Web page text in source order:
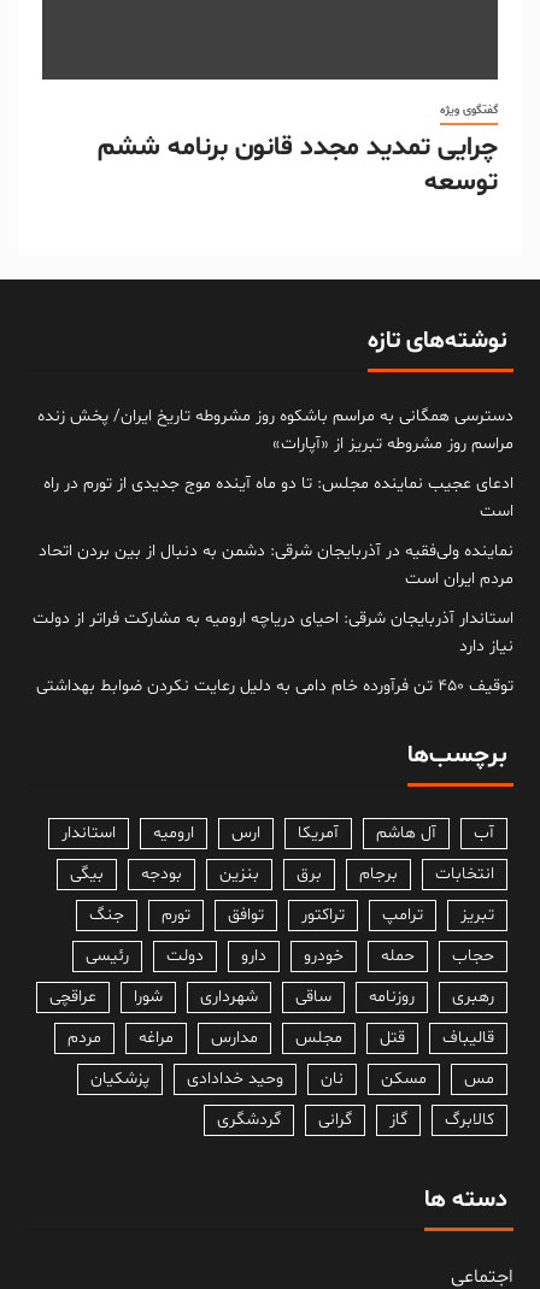
گفتگوی ویژه
چرایی تمدید مجدد قانون برنامه ششم
توسعه
نوشته‌های تازه
دسترسی همگانی به مراسم باشکوه روز مشروطه تاریخ ایران/ پخش زنده
مراسم روز مشروطه تبریز از «آپارات»
ادعای عجیب نماینده مجلس: تا دو ماه آینده موج جدیدی از تورم در راه
است
نماینده ولی‌فقیه در آذربایجان شرقی: دشمن به دنبال از بین بردن اتحاد
مردم ایران است
استاندار آذربایجان شرقی: احیای دریاچه ارومیه به مشارکت فراتر از دولت
نیاز دارد
توقیف ۴۵۰ تن فرآورده خام دامی به دلیل رعایت نکردن ضوابط بهداشتی
برچسب‌ها
آب آل هاشم آمریکا ارس ارومیه
استاندار
انتخابات
برجام برق بنزین بودجه
بیگی
تبریز
ترامپ تراکتور توافق تورم
جنگ
حجاب
حمله خودرو دارو دولت
رئیسی
رهبری
روزنامه ساقی شهرداری شورا
عراقچی
قالیباف
قتل مجلس مدارس مراغه
مردم
مس
مسکن نان وحید خدادادی
پزشکیان
کالابرگ
گاز گرانی گردشگری
دسته ها
اجتماعی